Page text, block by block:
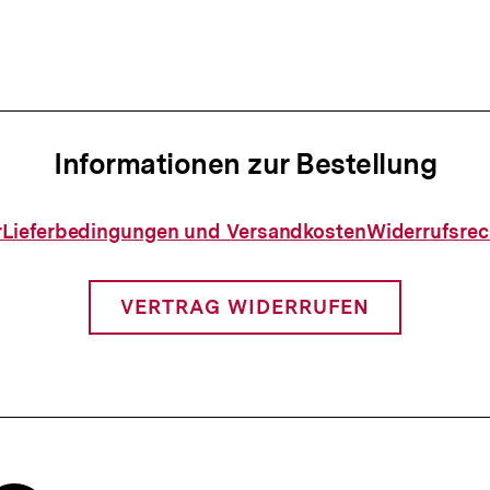
Informationen zur Bestellung
Informationen
zur
Lieferbedingungen und Versandkosten
VERTRAG WIDERRUFEN